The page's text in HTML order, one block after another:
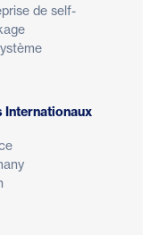
de self-
Internationaux